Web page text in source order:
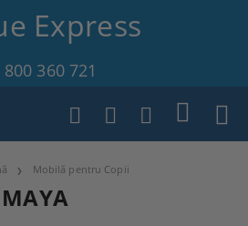
Express
800 360 721
Mobilă pentru Copii